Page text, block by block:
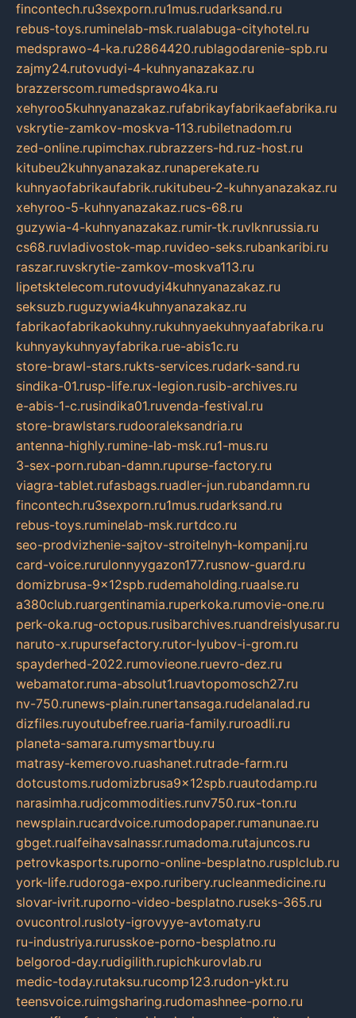
fincontech.ru3sexporn.ru1mus.rudarksand.ru
rebus-toys.ruminelab-msk.rualabuga-cityhotel.ru
medsprawo-4-ka.ru2864420.rublagodarenie-spb.ru
zajmy24.rutovudyi-4-kuhnyanazakaz.ru
brazzerscom.rumedsprawo4ka.ru
xehyroo5kuhnyanazakaz.rufabrikayfabrikaefabrika.ru
vskrytie-zamkov-moskva-113.rubiletnadom.ru
zed-online.rupimchax.rubrazzers-hd.ruz-host.ru
kitubeu2kuhnyanazakaz.runaperekate.ru
kuhnyaofabrikaufabrik.rukitubeu-2-kuhnyanazakaz.ru
xehyroo-5-kuhnyanazakaz.rucs-68.ru
guzywia-4-kuhnyanazakaz.rumir-tk.ruvlknrussia.ru
cs68.ruvladivostok-map.ruvideo-seks.rubankaribi.ru
raszar.ruvskrytie-zamkov-moskva113.ru
lipetsktelecom.rutovudyi4kuhnyanazakaz.ru
seksuzb.ruguzywia4kuhnyanazakaz.ru
fabrikaofabrikaokuhny.rukuhnyaekuhnyaafabrika.ru
kuhnyaykuhnyayfabrika.rue-abis1c.ru
store-brawl-stars.rukts-services.rudark-sand.ru
sindika-01.rusp-life.rux-legion.rusib-archives.ru
e-abis-1-c.rusindika01.ruvenda-festival.ru
store-brawlstars.rudooraleksandria.ru
antenna-highly.rumine-lab-msk.ru1-mus.ru
3-sex-porn.ruban-damn.rupurse-factory.ru
viagra-tablet.rufasbags.ruadler-jun.rubandamn.ru
fincontech.ru3sexporn.ru1mus.rudarksand.ru
rebus-toys.ruminelab-msk.rurtdco.ru
seo-prodvizhenie-sajtov-stroitelnyh-kompanij.ru
card-voice.rurulonnyygazon177.rusnow-guard.ru
domizbrusa-9x12spb.rudemaholding.ruaalse.ru
a380club.ruargentinamia.ruperkoka.rumovie-one.ru
perk-oka.rug-octopus.rusibarchives.ruandreislyusar.ru
naruto-x.rupursefactory.rutor-lyubov-i-grom.ru
spayderhed-2022.rumovieone.ruevro-dez.ru
webamator.ruma-absolut1.ruavtopomosch27.ru
nv-750.runews-plain.runertansaga.rudelanalad.ru
dizfiles.ruyoutubefree.ruaria-family.ruroadli.ru
planeta-samara.rumysmartbuy.ru
matrasy-kemerovo.ruashanet.rutrade-farm.ru
dotcustoms.rudomizbrusa9x12spb.ruautodamp.ru
narasimha.rudjcommodities.runv750.rux-ton.ru
newsplain.rucardvoice.rumodopaper.rumanunae.ru
gbget.rualfeihavsalnassr.rumadoma.rutajuncos.ru
petrovkasports.ruporno-online-besplatno.rusplclub.ru
york-life.rudoroga-expo.ruribery.rucleanmedicine.ru
slovar-ivrit.ruporno-video-besplatno.ruseks-365.ru
ovucontrol.rusloty-igrovyye-avtomaty.ru
ru-industriya.rurusskoe-porno-besplatno.ru
belgorod-day.rudigilith.rupichkurovlab.ru
medic-today.rutaksu.rucomp123.rudon-ykt.ru
teensvoice.ruimgsharing.rudomashnee-porno.ru